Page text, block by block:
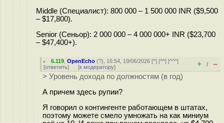
Middle (Специалист): 800 000 – 1 500 000 INR ($9,500
– $17,800).
Senior (Сеньор): 2 000 000 – 4 000 000+ INR ($23,700
– $47,400+).
6.119 ,OpenEcho (?), 16:54, 19/06/2026 [^] [^^] [^^^]
[ответить] [к модератору] + / –
> Уровень дохода по должностям (в год)
А причем здесь рупии?
Я говорил о контингенте работающем в штатах,
поэтому можете смело умножать на как миниум